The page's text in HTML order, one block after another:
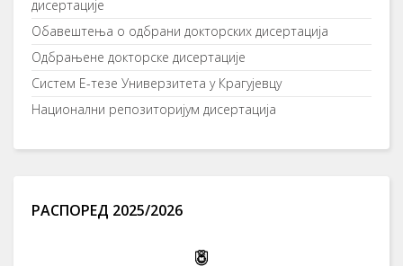
дисертације
Обавештења о одбрани докторских дисертација
Одбрањене докторске дисертације
Систем Е-тезе Универзитета у Крагујевцу
Национални репозиторијум дисертација
РАСПОРЕД 2025/2026